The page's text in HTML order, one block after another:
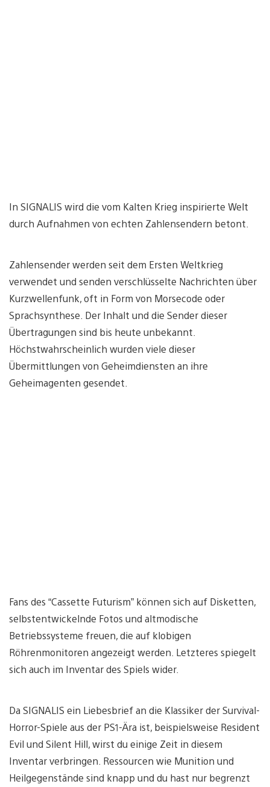
In SIGNALIS wird die vom Kalten Krieg inspirierte Welt
durch Aufnahmen von echten Zahlensendern betont.
Zahlensender werden seit dem Ersten Weltkrieg
verwendet und senden verschlüsselte Nachrichten über
Kurzwellenfunk, oft in Form von Morsecode oder
Sprachsynthese. Der Inhalt und die Sender dieser
Übertragungen sind bis heute unbekannt.
Höchstwahrscheinlich wurden viele dieser
Übermittlungen von Geheimdiensten an ihre
Geheimagenten gesendet.
Fans des “Cassette Futurism” können sich auf Disketten,
selbstentwickelnde Fotos und altmodische
Betriebssysteme freuen, die auf klobigen
Röhrenmonitoren angezeigt werden. Letzteres spiegelt
sich auch im Inventar des Spiels wider.
Da SIGNALIS ein Liebesbrief an die Klassiker der Survival-
Horror-Spiele aus der PS1-Ära ist, beispielsweise Resident
Evil und Silent Hill, wirst du einige Zeit in diesem
Inventar verbringen. Ressourcen wie Munition und
Heilgegenstände sind knapp und du hast nur begrenzt